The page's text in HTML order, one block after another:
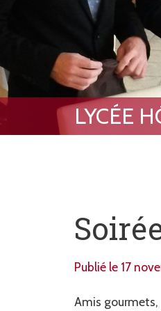
Publié le 17
Amis gourmets,